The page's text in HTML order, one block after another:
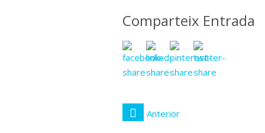
Comparteix Entrada
Anterior